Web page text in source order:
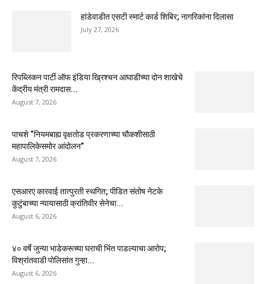
हांडेवाडीत एसटी स्मार्ट कार्ड शिबिर; नागरिकांना दिलासा
July 27, 2026
रिपब्लिकन पार्टी ऑफ इंडिया ख्रिश्चन आघाडीच्या दोन शाखेचे
केंद्रीय मंत्री रामदास...
August 7, 2026
पाचशे “नियमबाह्य वृक्षतोड प्रकरणाच्या चौकशीसाठी
महापालिकेसमोर आंदोलन”
August 7, 2026
एसआरए कारवाई तात्पुरती स्थगित; पीडित संतोष नेटके
कुटुंबाच्या न्यायासाठी क्रांतिवीर सेनेचा...
August 6, 2026
४० वर्षे जुन्या भाडेकरूच्या घराची भिंत पाडल्याचा आरोप;
विश्रांतवाडी पोलिसांत गुन्हा...
August 6, 2026